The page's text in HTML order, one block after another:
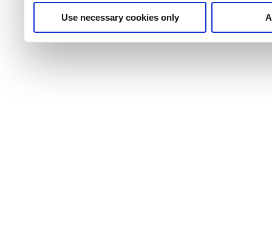
Use necessary cookies only